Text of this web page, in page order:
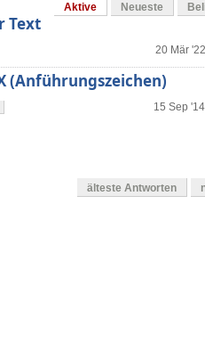
Aktive Neueste
Text
20 Mär
(Anführungszeichen)
15 Sep
älteste Antworten